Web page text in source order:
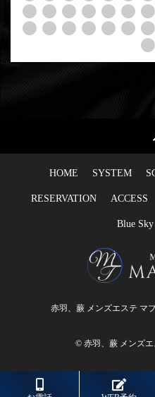
HOME SYSTEM
RESERVATION ACCESS
Blue Sky
赤羽、蕨 メンズエステ マ
© 赤羽、蕨 メンズ